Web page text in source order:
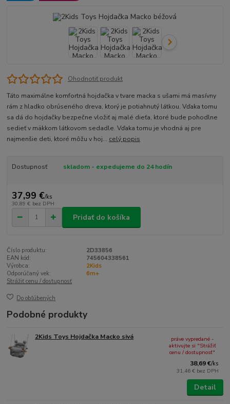
Ohodnotiť produkt
Táto maximálne komfortná hojdačka v tvare macka s ušami má masívny
rám z hladko obrúseného dreva, ktorý je potiahnutý látkou. Vďaka tomu
sa dá do hojdačky bezpečne vložiť aj malé dieťa, ktoré bude pohodlne
sedieť v mäkkom látkovom sedadle. Vďaka tomu je vhodná aj pre
najmenšie deti, ktoré môžu v hoj... celý popis
Dostupnosť skladom - expedujeme do 24 hodín
37,99 €/ks
30,89 € bez DPH
Pridať do košíka
Číslo produktu:
2D33856
EAN kód:
745604338561
Výrobca:
2Kids
Odporúčaný vek:
6m+
Strážiť cenu / dostupnosť
Do obľúbených
Podobné produkty
2Kids Toys Hojdačka Macko sivá
38,69 €/ks
31,46 € bez DPH
práve vypredané -
aktivujte si "Strážiť
cenu / dostupnosť"
Detail